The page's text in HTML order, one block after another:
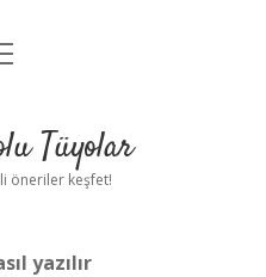
Tüyolar
öneriler keşfet!
yazılır